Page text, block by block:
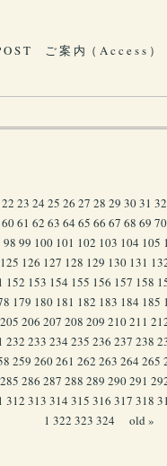
O S T ご 案 内（ A c c e s s ）
22 23 24 25 26 27 28 29 3031 32
6061 62 63 64 65 66 67 68 69 70
98 99 100 101 102 103 104 105
125 126 127 128 129 130 131
152 153 154 155 156 157 158
179 180 181 182 183 184 185
205 206 207 208 209 210211
232 233 234 235 236 237 238
259 260261 262 263 264 265
285 286 287 288 289 290291
312 313 314 315 316 317 318
1 322 323 324 old »